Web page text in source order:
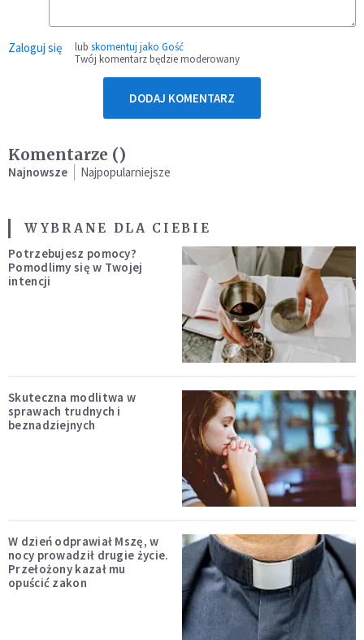
Zaloguj się lub skomentuj jako Gość
Twój komentarz będzie moderowany
DODAJ KOMENTARZ
Komentarze ()
Najnowsze Najpopularniejsze
WYBRANE DLA CIEBIE
Potrzebujesz pomocy?
Pomodlimy się w Twojej
intencji
Skuteczna modlitwa w
sprawach trudnych i
beznadziejnych
W dzień odprawiał Mszę, w
nocy prowadził drugie życie.
Przełożony kazał mu
opuścić zakon